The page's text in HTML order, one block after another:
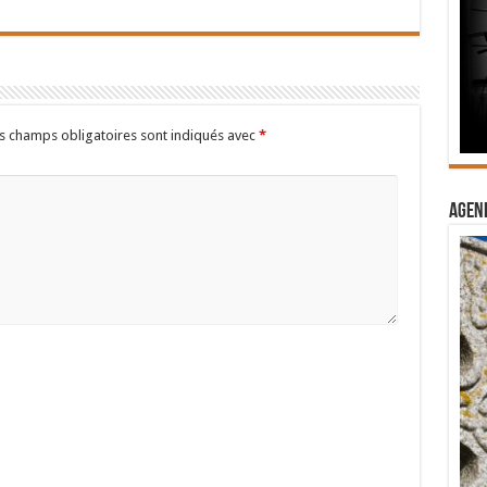
champs obligatoires sont indiqués avec *